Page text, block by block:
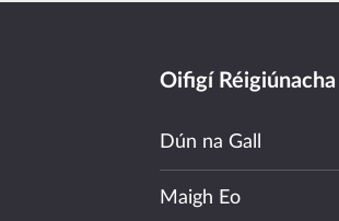
Oifigí Réigiúnacha
Dún na Gall
Maigh Eo